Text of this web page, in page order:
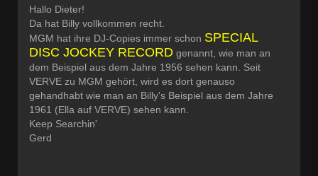
Hallo Dieter!
Da hat Billy vollkommen recht.
MGM hat ihre DJ-Copies immer schon SPECIAL
DISC JOCKEY RECORD genannt, wie man an
dem Beispiel aus dem Jahre 1956 sehen kann. Seit
VERVE zu MGM gehört, wird es dort genauso
gehandhabt wie man an Billy's Beispiel aus dem Jahre
1961 (Ella auf VERVE) sehen kann.
Keep Searchin'
Gerd